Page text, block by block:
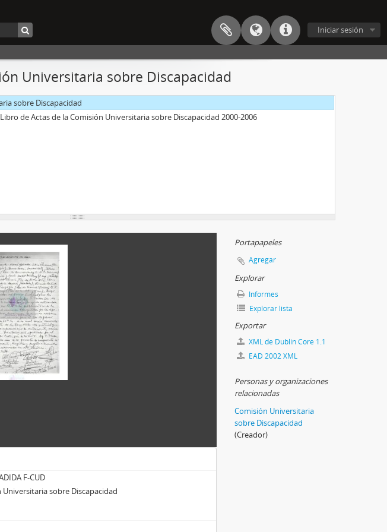
Iniciar sesión
Universitaria sobre Discapacidad
sobre Discapacidad
de Actas de la Comisión Universitaria sobre Discapacidad 2000-2006
F-CUD
sobre Discapacidad
Portapapeles
Agregar
Explorar
Informes
Explorar lista
Exportar
XML de Dublin Core 1.1
EAD 2002 XML
Personas y organizaciones
relacionadas
Comisión Universitaria
sobre Discapacidad
(Creador)